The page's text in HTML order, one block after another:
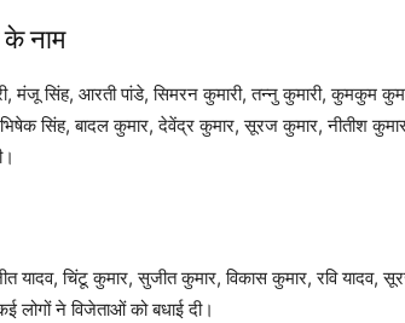
के नाम
मंजू सिंह, आरती पांडे, सिमरन कुमारी, तन्नु कुमारी, कुमकुम
सिंह, बादल कुमार, देवेंद्र कुमार, सूरज कुमार, नीतीश
यादव, चिंटू कुमार, सुजीत कुमार, विकास कुमार, रवि यादव,
लोगों ने विजेताओं को बधाई दी।